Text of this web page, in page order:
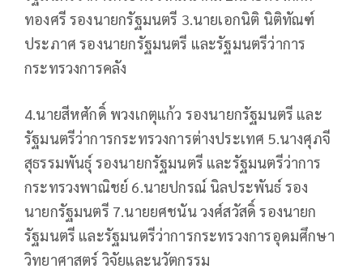
ทองศรี รองนายกรัฐมนตรี 3.นายเอกนิติ นิติทัณฑ์
ประภาศ รองนายกรัฐมนตรี และรัฐมนตรีว่าการ
กระทรวงการคลัง
4.นายสีหศักดิ์ พวงเกตุแก้ว รองนายกรัฐมนตรี และ
รัฐมนตรีว่าการกระทรวงการต่างประเทศ 5.นางศุภจี
สุธรรมพันธุ์ รองนายกรัฐมนตรี และรัฐมนตรีว่าการ
กระทรวงพาณิชย์ 6.นายปกรณ์ นิลประพันธ์ รอง
นายกรัฐมนตรี​ 7.นายยศชนัน วงศ์สวัสดิ์ รองนายก
รัฐมนตรี และรัฐมนตรีว่าการกระทรวงการอุดมศึกษา
วิทยาศาสตร์ วิจัยและนวัตกรรม